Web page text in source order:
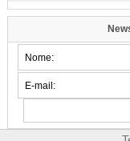
para explicar sobre a lei
confira
Música, arte e cultura
Famílias do
imóveis após 23 anos